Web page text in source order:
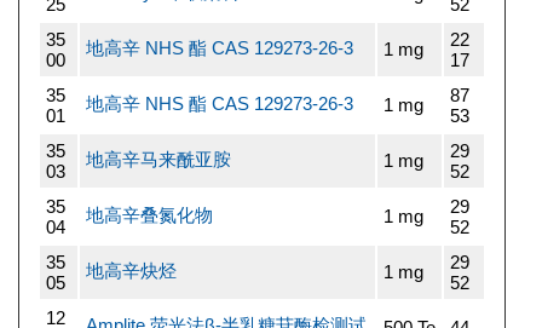
35
00
地高辛 NHS 酯 CAS 129273-26-3 1 mg
22
17
35
01
地高辛 NHS 酯 CAS 129273-26-3 1 mg
87
53
35
03
地高辛马来酰亚胺 1 mg
29
52
35
04
地高辛叠氮化物 1 mg
29
52
35
05
地高辛炔烃 1 mg
29
52
12